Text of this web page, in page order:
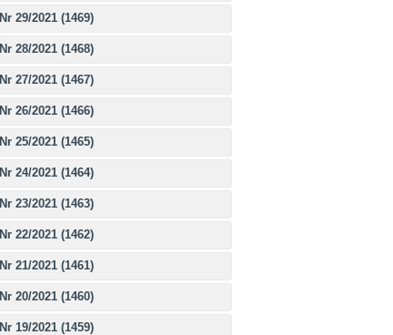
Nr 29/2021 (1469)
Nr 28/2021 (1468)
Nr 27/2021 (1467)
Nr 26/2021 (1466)
Nr 25/2021 (1465)
Nr 24/2021 (1464)
Nr 23/2021 (1463)
Nr 22/2021 (1462)
Nr 21/2021 (1461)
Nr 20/2021 (1460)
Nr 19/2021 (1459)